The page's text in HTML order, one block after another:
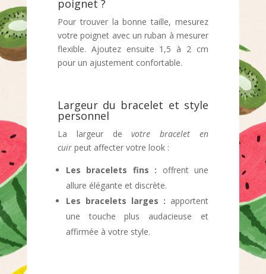
poignet ?
Pour trouver la bonne taille, mesurez
votre poignet avec un ruban à mesurer
flexible. Ajoutez ensuite 1,5 à 2 cm
pour un ajustement confortable.
Largeur du bracelet et style
personnel
La largeur devotre bracelet en
cuirpeut affecter votre look :
Les bracelets fins : offrent une
allure élégante et discrète.
Les bracelets larges : apportent
une touche plus audacieuse et
affirmée à votre style.